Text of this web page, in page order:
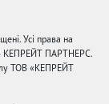
Усі права на
КЕПРЕЙТ ПАРТНЕРС.
ТОВ «КЕПРЕЙТ